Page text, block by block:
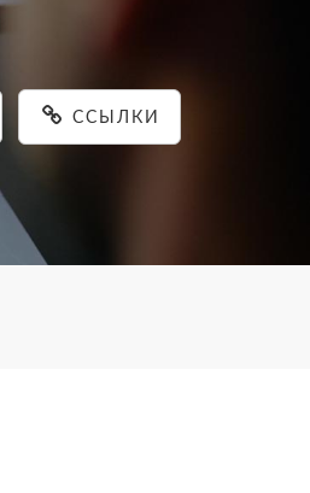
ССЫЛКИ